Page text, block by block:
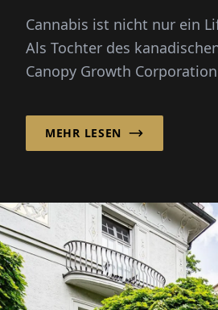
Cannabis ist nicht nur ein
Als Tochter des
Canopy Growth
MEHR LESEN